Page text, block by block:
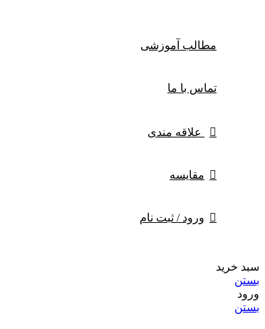
مطالب آموزشی
تماس با ما
علاقه مندی
مقایسه
ورود / ثبت نام
سبد خرید
بستن
ورود
بستن